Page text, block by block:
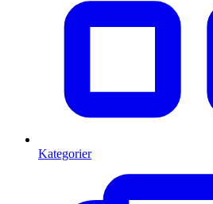
Kategorier